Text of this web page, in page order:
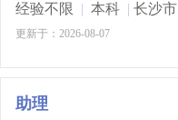
经验不限 | 本科 | 长沙市
更新于：2026-08-07
助理